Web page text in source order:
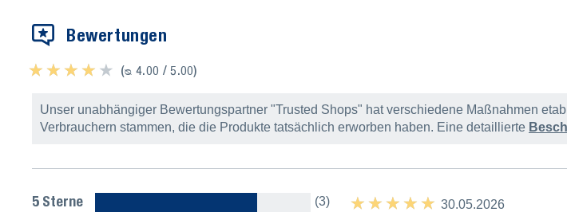
Bewertungen
★ ★ ★ ★ ★
★ ★ ★ ★ ★ (ᴓ 4.00 / 5.00)
Unser unabhängiger Bewertungspartner "Trusted Shops" hat verschiedene Maßnahmen
Verbrauchern stammen, die die Produkte tatsächlich erworben haben. Eine detaillierte
5 Sterne (3) ★ ★ ★ ★ ★
★ ★ ★ ★ ★ 30.05.2026